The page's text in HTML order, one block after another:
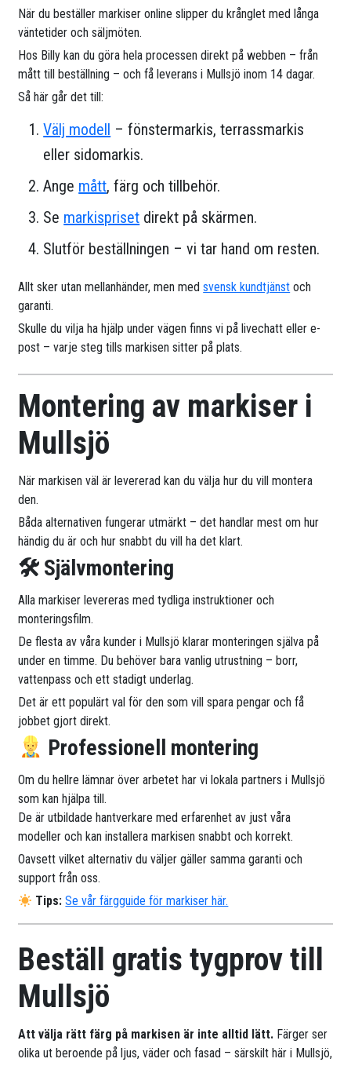
När du beställer markiser online slipper du krånglet med långa
väntetider och säljmöten.
Hos Billy kan du göra hela processen direkt på webben – från
mått till beställning – och få leverans i Mullsjö inom 14 dagar.
Så här går det till:
Välj modell – fönstermarkis, terrassmarkis
eller sidomarkis.
Ange mått, färg och tillbehör.
Se markispriset direkt på skärmen.
Slutför beställningen – vi tar hand om resten.
Allt sker utan mellanhänder, men medsvensk kundtjänst och
garanti.
Skulle du vilja ha hjälp under vägen finns vi på livechatt eller e-
post – varje steg tills markisen sitter på plats.
Montering av markiser i
Mullsjö
När markisen väl är levererad kan du välja hur du vill montera
den.
Båda alternativen fungerar utmärkt – det handlar mest om hur
händig du är och hur snabbt du vill ha det klart.
🛠 Självmontering
Alla markiser levereras med tydliga instruktioner och
monteringsfilm.
De flesta av våra kunder i Mullsjö klarar monteringen själva på
under en timme. Du behöver bara vanlig utrustning – borr,
vattenpass och ett stadigt underlag.
Det är ett populärt val för den som vill spara pengar och få
jobbet gjort direkt.
Professionell montering
Om du hellre lämnar över arbetet har vi lokala partners i Mullsjö
som kan hjälpa till.
De är utbildade hantverkare med erfarenhet av just våra
modeller och kan installera markisen snabbt och korrekt.
Oavsett vilket alternativ du väljer gäller samma garanti och
support från oss.
Tips: Se vår färgguide för markiser här.
Beställ gratis tygprov till
Mullsjö
Att välja rätt färg på markisen är inte alltid lätt. Färger ser
olika ut beroende på ljus, väder och fasad – särskilt här i Mullsjö,